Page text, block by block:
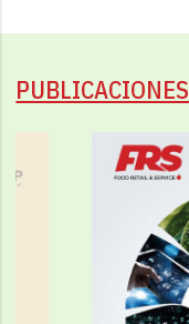
PUBLICACIONES